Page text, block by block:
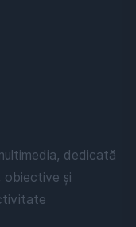
dedicată
obiective și